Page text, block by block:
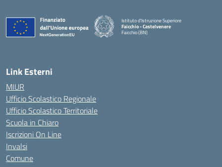
Istituto d'Istruzione Superiore
Faicchio - Castelvenere
Faicchio (BN)
Link Esterni
MIUR
Ufficio Scolastico Regionale
Ufficio Scolastico Territoriale
Scuola in Chiaro
Iscrizioni On Line
Invalsi
Comune